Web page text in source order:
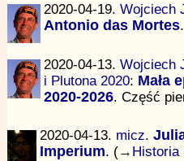
2020-04-19. Wojciech
Antonio das Mortes
2020-04-13. Wojciech
i Plutona 2020: Mała
2020-2026. Część
2020-04-13. micz.
Imperium. (→ Historia